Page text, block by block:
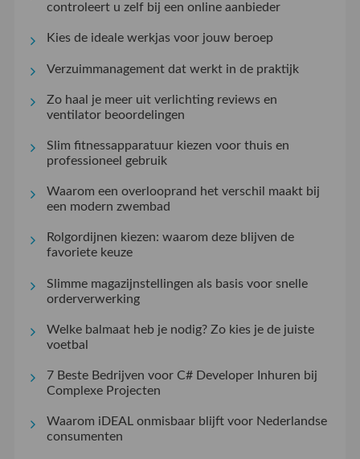
controleert u zelf bij een online aanbieder
Kies de ideale werkjas voor jouw beroep
Verzuimmanagement dat werkt in de praktijk
Zo haal je meer uit verlichting reviews en
ventilator beoordelingen
Slim fitnessapparatuur kiezen voor thuis en
professioneel gebruik
Waarom een overlooprand het verschil maakt bij
een modern zwembad
Rolgordijnen kiezen: waarom deze blijven de
favoriete keuze
Slimme magazijnstellingen als basis voor snelle
orderverwerking
Welke balmaat heb je nodig? Zo kies je de juiste
voetbal
7 Beste Bedrijven voor C# Developer Inhuren bij
Complexe Projecten
Waarom iDEAL onmisbaar blijft voor Nederlandse
consumenten